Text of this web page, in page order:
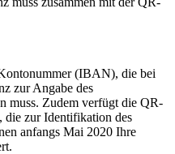
(IBAN), die bei
zur Angabe des
muss. Zudem verfügt die QR-
zur Identifikation des
anfangs Mai 2020 Ihre